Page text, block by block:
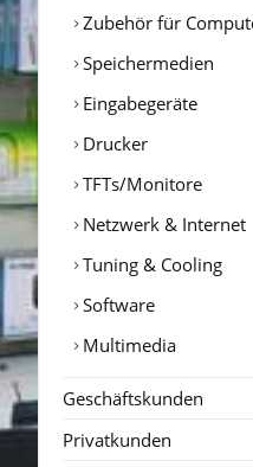
Zubehör für
Speichermedien
Eingabegeräte
Drucker
TFTs/Monitore
Netzwerk & Internet
Tuning & Cooling
Software
Multimedia
Geschäftskunden
Privatkunden